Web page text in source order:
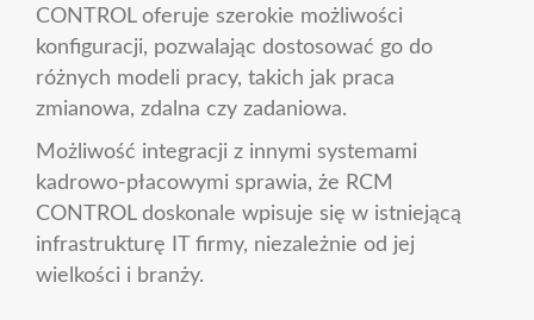
CONTROL oferuje szerokie możliwości
konfiguracji, pozwalając dostosować go do
różnych modeli pracy, takich jak praca
zmianowa, zdalna czy zadaniowa.
Możliwość integracji z innymi systemami
kadrowo-płacowymi sprawia, że RCM
CONTROL doskonale wpisuje się w istniejącą
infrastrukturę IT firmy, niezależnie od jej
wielkości i branży.